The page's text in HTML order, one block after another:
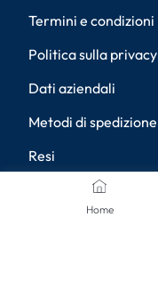
Home
Termini e condizioni
Politica sulla privacy
Dati aziendali
Metodi di spedizione
Resi
Diritto di recesso